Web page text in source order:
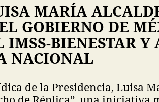
MARÍA
GOBIERNO DE
IMSS-BIENESTAR Y
NACIONAL
de la Presidencia, Luisa